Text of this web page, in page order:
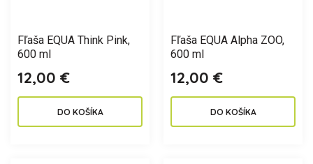
Fľaša EQUA Think Pink,
600 ml
12,00 €
DO KOŠÍKA
Fľaša EQUA Alpha ZOO,
600 ml
12,00 €
DO KOŠÍKA